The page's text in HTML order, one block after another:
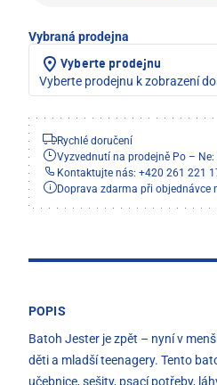
Vybraná prodejna
Vyberte prodejnu
Vyberte prodejnu k zobrazení
Rychlé doručení
Vyzvednutí na prodejně Po –
Kontaktujte nás: +420 261 221
Doprava zdarma při objednávce
POPIS
Batoh Jester je zpět – nyní v
děti a mladší teenagery. Tento
učebnice, sešity, psací potřeby,